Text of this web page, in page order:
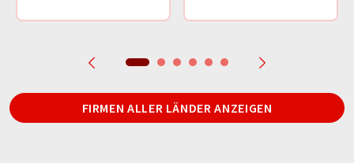
FIRMEN ALLER LÄNDER ANZEIGEN